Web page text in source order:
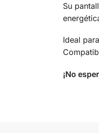
Su
Ideal
¡No